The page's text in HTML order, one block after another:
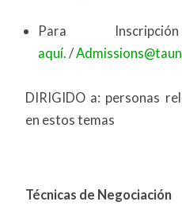
Para
aquí. /
DIRIGIDO a: personas
en estos temas
Técnicas de Negociación